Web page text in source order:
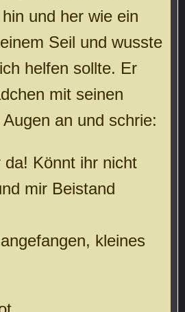
und her wie ein
Seil und wusste
helfen sollte. Er
mit seinen
an und schrie:
Könnt ihr nicht
mir Beistand
kleines